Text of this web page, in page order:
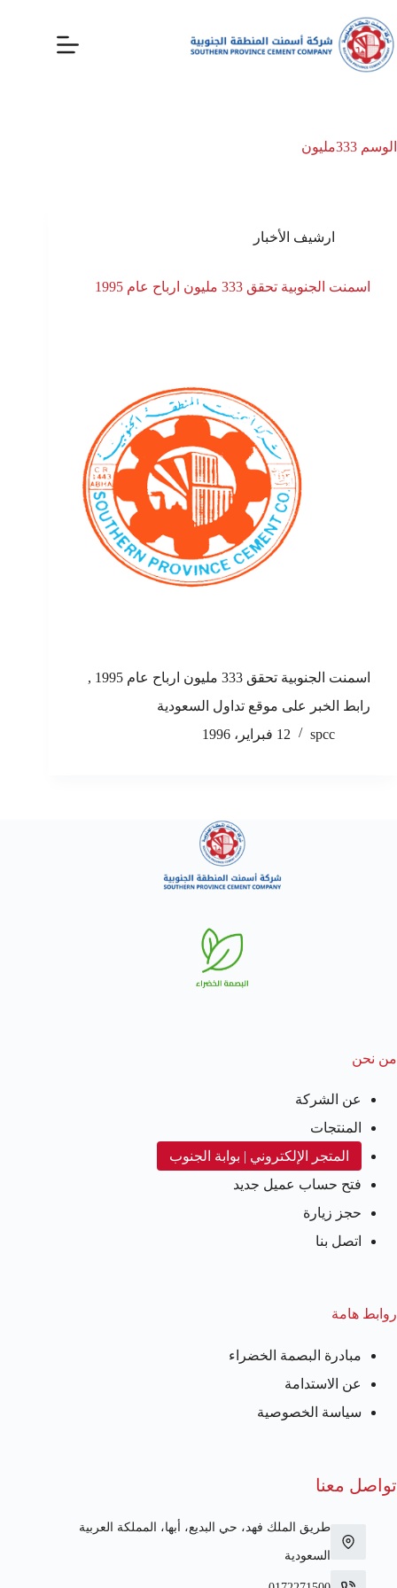
الوسم
ارشيف الأخبار
اسمنت الجنوبية تحقق 333 مليون ارباح عام 1995
اسمنت الجنوبية تحقق 333 مليون ارباح عام 1995 ,
رابط الخبر على موقع تداول السعودية
spcc
12 فبراير، 1996
من نحن
عن الشركة
المنتجات
المتجر الإلكتروني | بوابة الجنوب
فتح حساب عميل جديد
حجز زيارة
اتصل بنا
روابط هامة
مبادرة البصمة الخضراء
عن الاستدامة
سياسة الخصوصية
تواصل معنا
طريق الملك فهد، حي البديع، أبها، المملكة العربية
السعودية